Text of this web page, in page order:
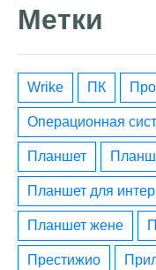
Метки
wrike ПК
операционная
планшет
планшет для
планшет жене
престижио